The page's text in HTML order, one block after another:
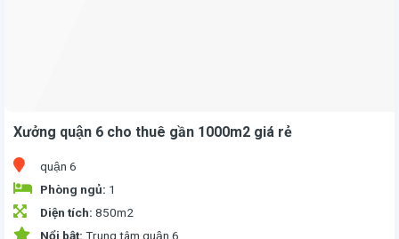
Xưởng quận 6 cho thuê gần 1000m2 giá rẻ
quận 6
Phòng ngủ: 1
Diện tích: 850m2
Nổi bật: Trung tâm quận 6